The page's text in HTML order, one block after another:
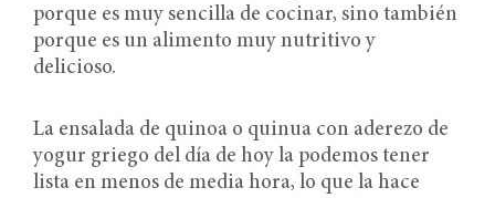
porque es muy sencilla de cocinar, sino también
porque es un alimento muy nutritivo y
delicioso.
La ensalada de quinoa o quinua con aderezo de
yogur griego del día de hoy la podemos tener
lista en menos de media hora, lo que la hace